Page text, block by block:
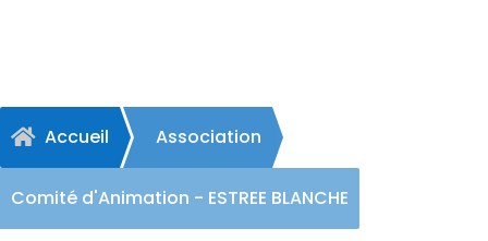
 Accueil Association
Comité d'Animation - ESTREE BLANCHE